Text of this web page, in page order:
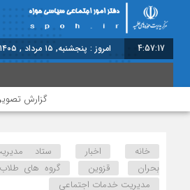
4:57:17 امروز : پنجشنبه, ۱۵ مرداد , ۱۴۰۵
گزارش
خانه اخبار
ستاد
بحران
قزوین
گروه های
مدیریت خدمات اجتماعی